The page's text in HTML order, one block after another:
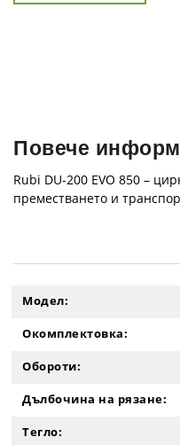
Повече
Rubi DU-200 EVO 850 –
преместването и
Модел:
Окомплектовка:
Обороти:
Дълбочина на рязане:
Тегло: